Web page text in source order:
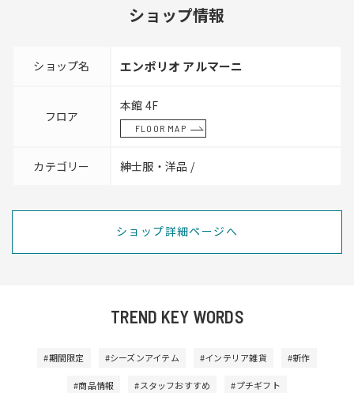
ショップ情報
ショップ名 エンポリオ アルマーニ
フロア
本館 4F
FLOOR MAP
カテゴリー 紳士服・洋品 /
ショップ詳細ページへ
TREND KEY WORDS
#期間限定 #シーズンアイテム #インテリア雑貨 #新作
#商品情報 #スタッフおすすめ #プチギフト